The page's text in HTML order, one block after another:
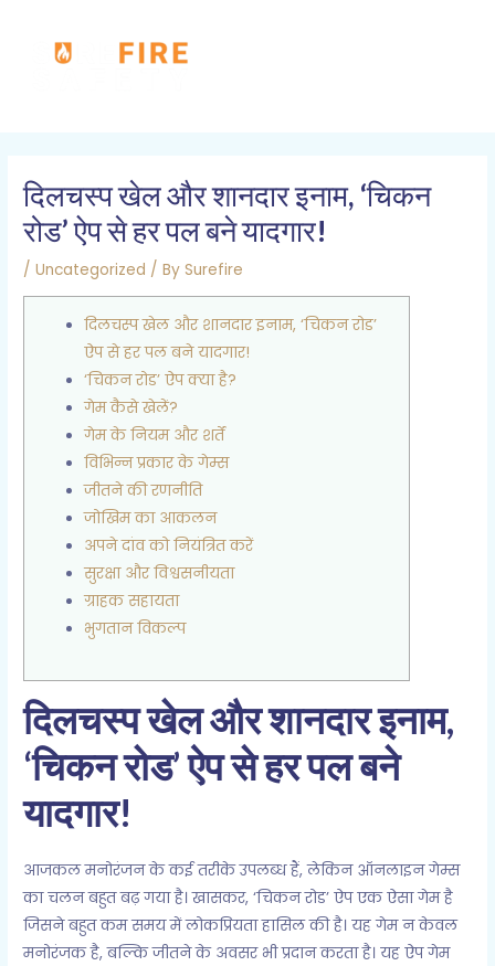
content
दिलचस्प खेल और शानदार इनाम, ‘चिकन
रोड’ ऐप से हर पल बने यादगार!
/Uncategorized / BySurefire
दिलचस्प खेल और शानदार इनाम, ‘चिकन रोड’
ऐप से हर पल बने यादगार!
‘चिकन रोड’ ऐप क्या है?
गेम कैसे खेलें?
गेम के नियम और शर्तें
विभिन्न प्रकार के गेम्स
जीतने की रणनीति
जोखिम का आकलन
अपने दांव को नियंत्रित करें
सुरक्षा और विश्वसनीयता
ग्राहक सहायता
भुगतान विकल्प
दिलचस्प खेल और शानदार इनाम,
‘चिकन रोड’ ऐप से हर पल बने
यादगार!
आजकल मनोरंजन के कई तरीके उपलब्ध हैं, लेकिन ऑनलाइन गेम्स
का चलन बहुत बढ़ गया है। खासकर, ‘चिकन रोड’ ऐप एक ऐसा गेम है
जिसने बहुत कम समय में लोकप्रियता हासिल की है। यह गेम न केवल
मनोरंजक है, बल्कि जीतने के अवसर भी प्रदान करता है। यह ऐप गेम